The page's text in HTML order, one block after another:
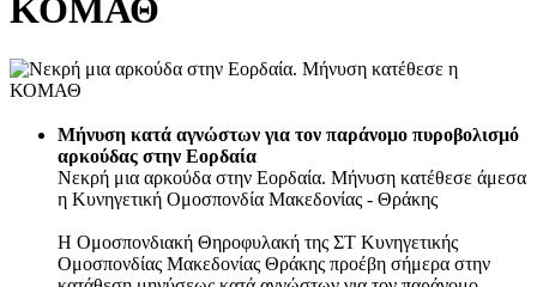
ΚΟΜΑΘ
Μήνυση κατά αγνώστων για τον παράνομο πυροβολισμό
αρκούδας στην Εορδαία
Νεκρή μια αρκούδα στην Εορδαία. Μήνυση κατέθεσε άμεσα
η Κυνηγετική Ομοσπονδία Μακεδονίας - Θράκης
Η Ομοσπονδιακή Θηροφυλακή της ΣΤ Κυνηγετικής
Ομοσπονδίας Μακεδονίας Θράκης προέβη σήμερα στην